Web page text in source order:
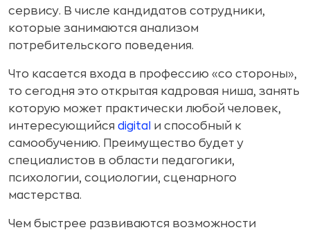
сервису. В числе кандидатов сотрудники,
которые занимаются анализом
потребительского поведения.
Что касается входа в профессию «со стороны»,
то сегодня это открытая кадровая ниша, занять
которую может практически любой человек,
интересующийся digital
и способный к
самообучению. Преимущество будет у
специалистов в области педагогики,
психологии, социологии, сценарного
мастерства.
Чем быстрее развиваются возможности